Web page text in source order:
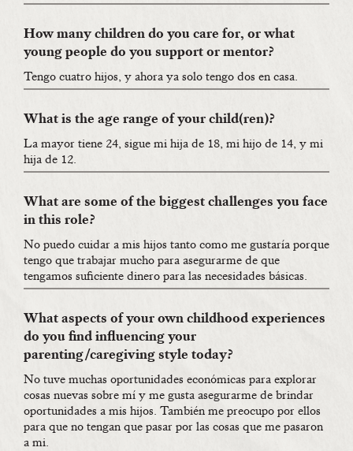
How many children do you care for, or what
young people do you support or mentor?
Tengo cuatro hijos, y ahora ya solo tengo dos en casa.
What is the age range of your child(ren)?
La mayor tiene 24, sigue mi hija de 18, mi hijo de 14, y mi
hija de 12.
What are some of the biggest challenges you face
in this role?
No puedo cuidar a mis hijos tanto como me gustaría porque
tengo que trabajar mucho para asegurarme de que
tengamos suficiente dinero para las necesidades básicas.
What aspects of your own childhood experiences
do you find influencing your
parenting/caregiving style today?
No tuve muchas oportunidades económicas para explorar
cosas nuevas sobre mí y me gusta asegurarme de brindar
oportunidades a mis hijos. También me preocupo por ellos
para que no tengan que pasar por las cosas que me pasaron
a mi.